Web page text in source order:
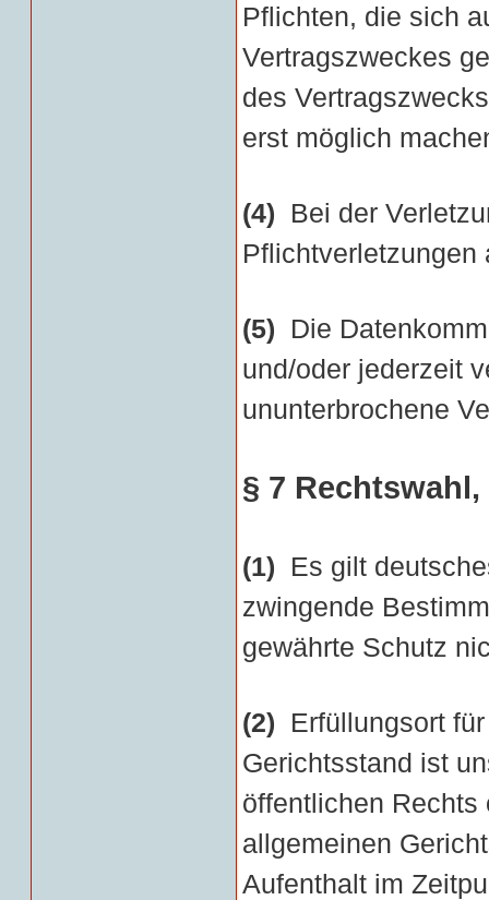
Pflichten, die sich
Vertragszweckes
des
erst möglich
(4) Bei der
Pflichtverletzungen
(5)
Die
und/oder jederzeit
ununterbrochene
§ 7
(1)
Es gilt
zwingende
gewährte Schutz
(2) Erfüllungsort
Gerichtsstand ist
öffentlichen
allgemeinen
Aufenthalt im